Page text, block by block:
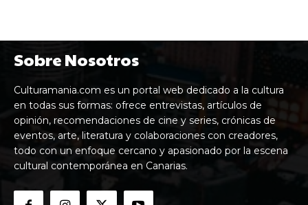
Sobre Nosotros
Culturamania.com es un portal web dedicado a la cultura
en todas sus formas: ofrece entrevistas, artículos de
opinión, recomendaciones de cine y series, crónicas de
eventos, arte, literatura y colaboraciones con creadores,
todo con un enfoque cercano y apasionado por la escena
cultural contemporánea en Canarias.